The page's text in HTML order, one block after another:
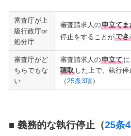
審査庁が上
級行政庁or
処分庁
審査請求人の申立て
停止をすることができ
審査庁がど
ちらでもな
い
審査請求人の申立て
聴取 した上で、執行
（25条3項）
■ 義務的な執行停止（25条